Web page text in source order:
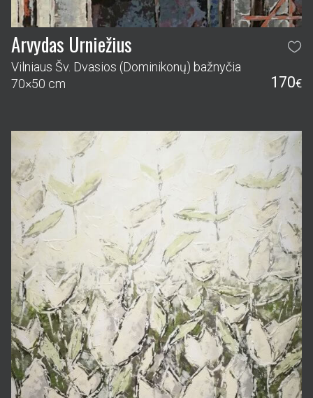
Arvydas Urniežius
Vilniaus Šv. Dvasios (Dominikonų) bažnyčia
70×50 cm
170€